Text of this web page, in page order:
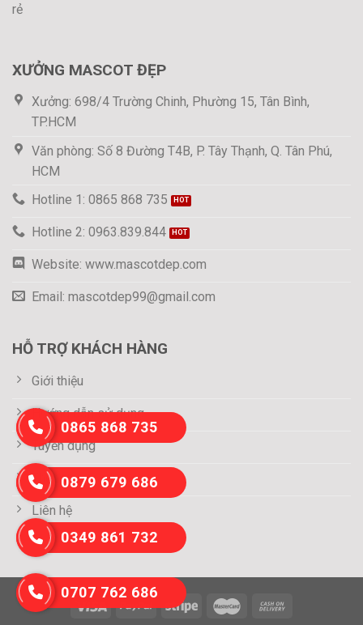
rẻ
XƯỞNG MASCOT ĐẸP
Xưởng: 698/4 Trường Chinh, Phường 15, Tân Bình,
TP.HCM
Văn phòng: Số 8 Đường T4B, P. Tây Thạnh, Q. Tân Phú,
HCM
Hotline 1: 0865 868 735
Hotline 2: 0963.839.844
Website: www.mascotdep.com
Email: mascotdep99@gmail.com
HỖ TRỢ KHÁCH HÀNG
Giới thiệu
Hướng dẫn sử dụng
Tuyển dụng
Thông tin thanh toán
Liên hệ
0865 868 735
0879 679 686
0349 861 732
0707 762 686